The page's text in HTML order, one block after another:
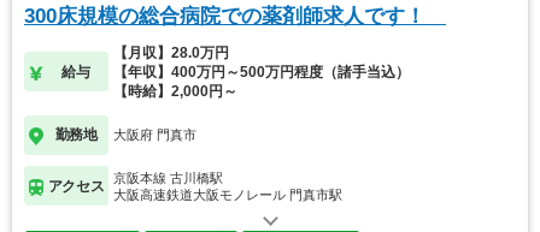
300床規模の総合病院での薬剤師求人です！
給与
【月収】28.0万円
【年収】400万円～500万円程度（諸手当込）
【時給】2,000円～
勤務地 大阪府 門真市
アクセス
京阪本線 古川橋駅
大阪高速鉄道大阪モノレール 門真市駅